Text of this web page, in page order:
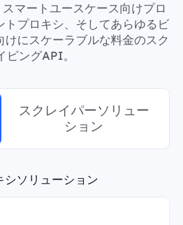
マートユースケース向けプロ
トプロキシ、そしてあらゆるビ
けにスケーラブルな料金のスク
ピングAPI。
スクレイパーソリュー
ション
ソリューション